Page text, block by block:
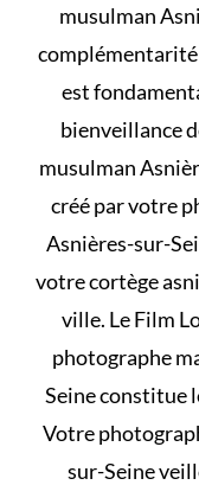
musulman
est
bienveillance
musulman
créé par votre
Asnières-sur-
votre cortège
ville. Le Film
photographe
Seine constitue
Votre
sur-Seine